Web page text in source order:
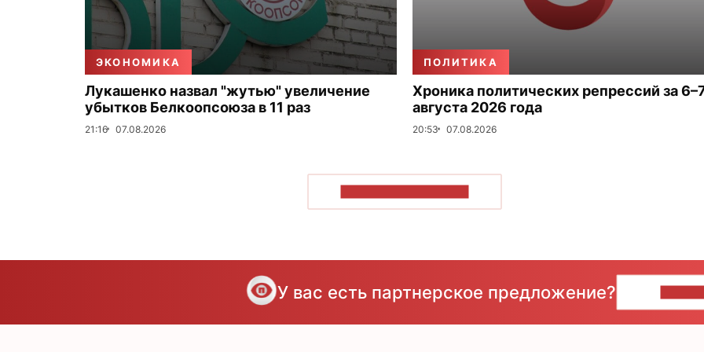
ЭКОНОМИКА
Лукашенко назвал "жутью" увеличение
убытков Белкоопсоюза в 11 раз
21:16 07.08.2026
ПОЛИТИКА
Хроника политических репрессий за
августа 2026 года
20:53 07.08.2026
У вас есть партнерское предложение?